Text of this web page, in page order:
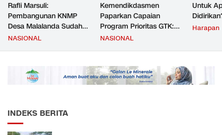
Rafli Marsuli:
Pembangunan KNMP
Desa Malalanda Sudah
Mencapai 69 Persen dan
JMD dan JMF
NASIONAL
Kemendikdasmen
Paparkan Capaian
Program Prioritas GTK:
Kompetensi Meningkat,
NASIONAL
Untuk
Harapan
INDEKS BERITA